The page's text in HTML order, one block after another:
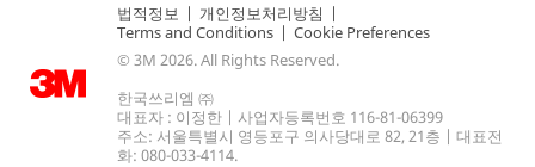
법적정보 | 개인정보처리방침 |
Terms and Conditions | Cookie Preferences
© 3M 2026. All Rights Reserved.
한국쓰리엠 ㈜
대표자 : 이정한 | 사업자등록번호 116-81-06399
주소: 서울특별시 영등포구 의사당대로 82, 21층 | 대표전
화: 080-033-4114.